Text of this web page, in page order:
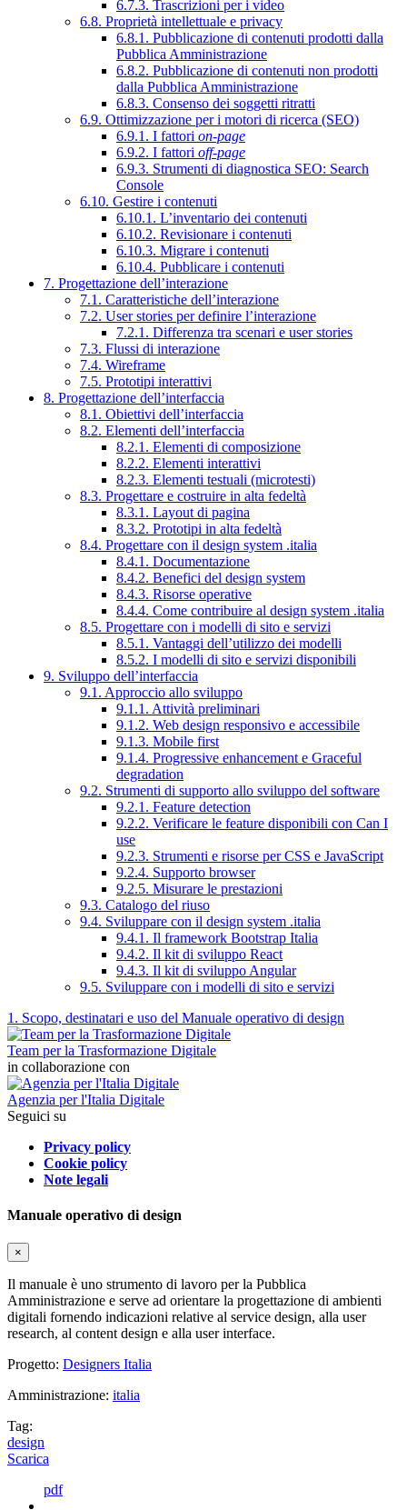
6.7.3. Trascrizioni per i video
6.8. Proprietà intellettuale e privacy
6.8.1. Pubblicazione di contenuti prodotti dalla
Pubblica Amministrazione
6.8.2. Pubblicazione di contenuti non prodotti
dalla Pubblica Amministrazione
6.8.3. Consenso dei soggetti ritratti
6.9. Ottimizzazione per i motori di ricerca (SEO)
6.9.1. I fattori on-page
6.9.2. I fattori off-page
6.9.3. Strumenti di diagnostica SEO: Search
Console
6.10. Gestire i contenuti
6.10.1. L’inventario dei contenuti
6.10.2. Revisionare i contenuti
6.10.3. Migrare i contenuti
6.10.4. Pubblicare i contenuti
7. Progettazione dell’interazione
7.1. Caratteristiche dell’interazione
7.2. User stories per definire l’interazione
7.2.1. Differenza tra scenari e user stories
7.3. Flussi di interazione
7.4. Wireframe
7.5. Prototipi interattivi
8. Progettazione dell’interfaccia
8.1. Obiettivi dell’interfaccia
8.2. Elementi dell’interfaccia
8.2.1. Elementi di composizione
8.2.2. Elementi interattivi
8.2.3. Elementi testuali (microtesti)
8.3. Progettare e costruire in alta fedeltà
8.3.1. Layout di pagina
8.3.2. Prototipi in alta fedeltà
8.4. Progettare con il design system .italia
8.4.1. Documentazione
8.4.2. Benefici del design system
8.4.3. Risorse operative
8.4.4. Come contribuire al design system .italia
8.5. Progettare con i modelli di sito e servizi
8.5.1. Vantaggi dell’utilizzo dei modelli
8.5.2. I modelli di sito e servizi disponibili
9. Sviluppo dell’interfaccia
9.1. Approccio allo sviluppo
9.1.1. Attività preliminari
9.1.2. Web design responsivo e accessibile
9.1.3. Mobile first
9.1.4. Progressive enhancement e Graceful
degradation
9.2. Strumenti di supporto allo sviluppo del software
9.2.1. Feature detection
9.2.2. Verificare le feature disponibili con Can I
use
9.2.3. Strumenti e risorse per CSS e JavaScript
9.2.4. Supporto browser
9.2.5. Misurare le prestazioni
9.3. Catalogo del riuso
9.4. Sviluppare con il design system .italia
9.4.1. Il framework Bootstrap Italia
9.4.2. Il kit di sviluppo React
9.4.3. Il kit di sviluppo Angular
9.5. Sviluppare con i modelli di sito e servizi
1. Scopo, destinatari e uso del Manuale operativo di design
Team per la Trasformazione Digitale
in collaborazione con
Agenzia per l'Italia Digitale
Seguici su
Privacy policy
Cookie policy
Note legali
Manuale operativo di design
×
Il manuale è uno strumento di lavoro per la Pubblica
Amministrazione e serve ad orientare la progettazione di ambienti
digitali fornendo indicazioni relative al service design, alla user
research, al content design e alla user interface.
Progetto: Designers Italia
Amministrazione: italia
Tag:
design
Scarica
pdf